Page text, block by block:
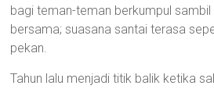
bagi teman-teman berkumpul
bersama; suasana santai terasa
pekan.
Tahun lalu menjadi titik balik ketika